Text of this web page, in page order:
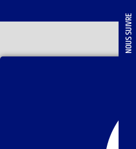
NOUS SUIVRE